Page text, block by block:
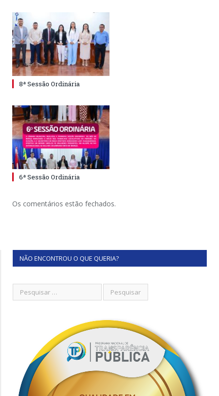
8ª Sessão Ordinária
6ª Sessão Ordinária
Os comentários estão fechados.
NÃO ENCONTROU O QUE QUERIA?